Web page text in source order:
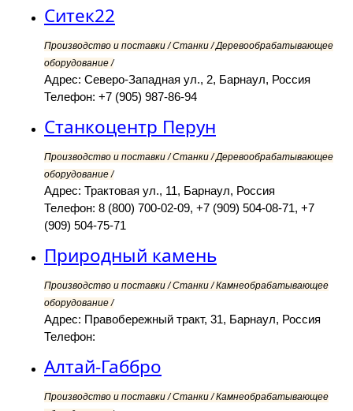
Ситек22
Производство и поставки / Станки / Деревообрабатывающее
оборудование /
Адрес: Северо-Западная ул., 2, Барнаул, Россия
Телефон: +7 (905) 987-86-94
Станкоцентр Перун
Производство и поставки / Станки / Деревообрабатывающее
оборудование /
Адрес: Трактовая ул., 11, Барнаул, Россия
Телефон: 8 (800) 700-02-09, +7 (909) 504-08-71, +7
(909) 504-75-71
Природный камень
Производство и поставки / Станки / Камнеобрабатывающее
оборудование /
Адрес: Правобережный тракт, 31, Барнаул, Россия
Телефон:
Алтай-Габбро
Производство и поставки / Станки / Камнеобрабатывающее